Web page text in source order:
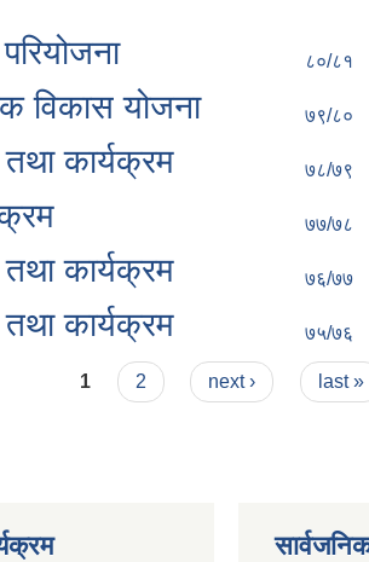
८०/८१
विकास योजना ७९/८०
कार्यक्रम ७८/७९
७७/७८
कार्यक्रम ७६/७७
कार्यक्रम ७५/७६
1 2 next › last »